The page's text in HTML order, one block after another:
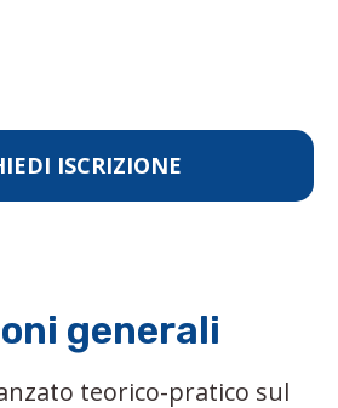
ISCRIZIONE
generali
teorico-pratico sul